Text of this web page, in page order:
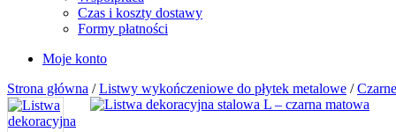
Czas i koszty dostawy
Formy płatności
Moje konto
Strona główna /Listwy wykończeniowe do płytek metalowe /